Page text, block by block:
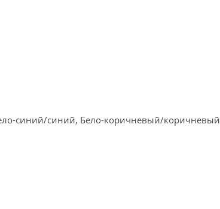
синий/синий, Бело-коричневый/коричневый